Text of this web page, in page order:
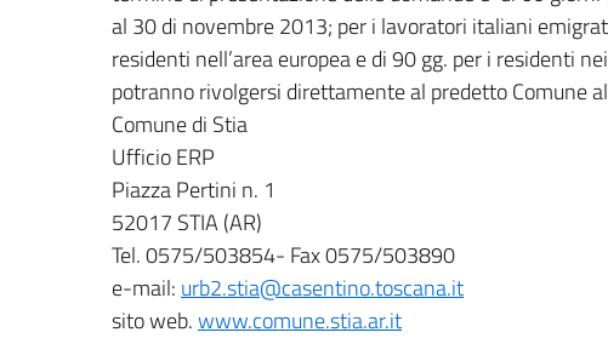
al 30 di novembre 2013; per i lavoratori italiani
residenti nell’area europea e di 90 gg. per i residenti
potranno rivolgersi direttamente al predetto Comune
Comune di Stia
Ufficio ERP
Piazza Pertini n. 1
52017 STIA (AR)
Tel. 0575/503854- Fax 0575/503890
e-mail: urb2.stia@casentino.toscana.it
sito web.www.comune.stia.ar.it